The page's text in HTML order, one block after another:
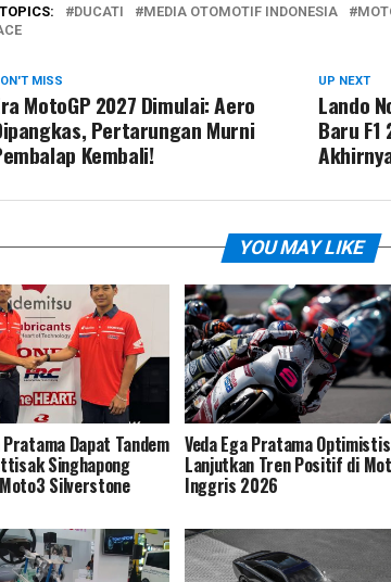
DUCATI MEDIA OTOMOTIF INDONESIA
UP NEXT
Lando
Baru
MISS
MotoGP 2027 Dimulai: Aero
Pertarungan Murni
Kembali!
YOU MAY LIKE
Pratama Dapat Tandem
Singhapong
Silverstone
Veda Ega Pratama Optimistis
Lanjutkan Tren Positif di
Inggris 2026